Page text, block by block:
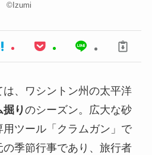
©︎Izumi
、ワシントン州の太平洋
掘りのシーズン。広大な砂
ツール「クラムガン」で
季節行事であり、旅行者